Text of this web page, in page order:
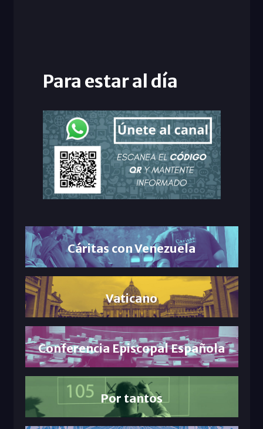
Para estar al día
Cáritas con Venezuela
Vaticano
Conferencia Episcopal Española
Por tantos